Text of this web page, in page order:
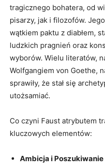
tragicznego bohatera, od
pisarzy, jak i filozofów.
wątkiem paktu z diabłem,
ludzkich pragnień oraz
wyborów. Wielu literatów,
Wolfgangiem von Goethe,
sprawiły, że stał się
utożsamiać.
Co czyni Faust atrybutem
kluczowych elementów:
Ambicja i